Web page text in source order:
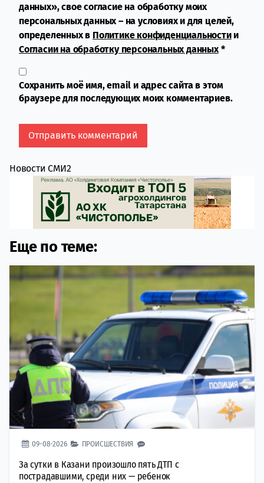
данных», свое согласие на обработку моих
персональных данных – на условиях и для целей,
определенных в Политике конфиденциальностии
Согласии на обработку персональных данных*
Сохранить моё имя, email и адрес сайта в этом
браузере для последующих моих комментариев.
Новости СМИ2
Еще по теме:
09-08-2026 ПРОИСШЕСТВИЯ
За сутки в Казани произошло пять ДТП с
пострадавшими, среди них — ребенок